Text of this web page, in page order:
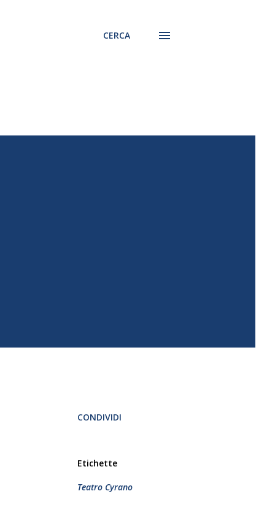
CERCA
CONDIVIDI
Etichette
Teatro Cyrano